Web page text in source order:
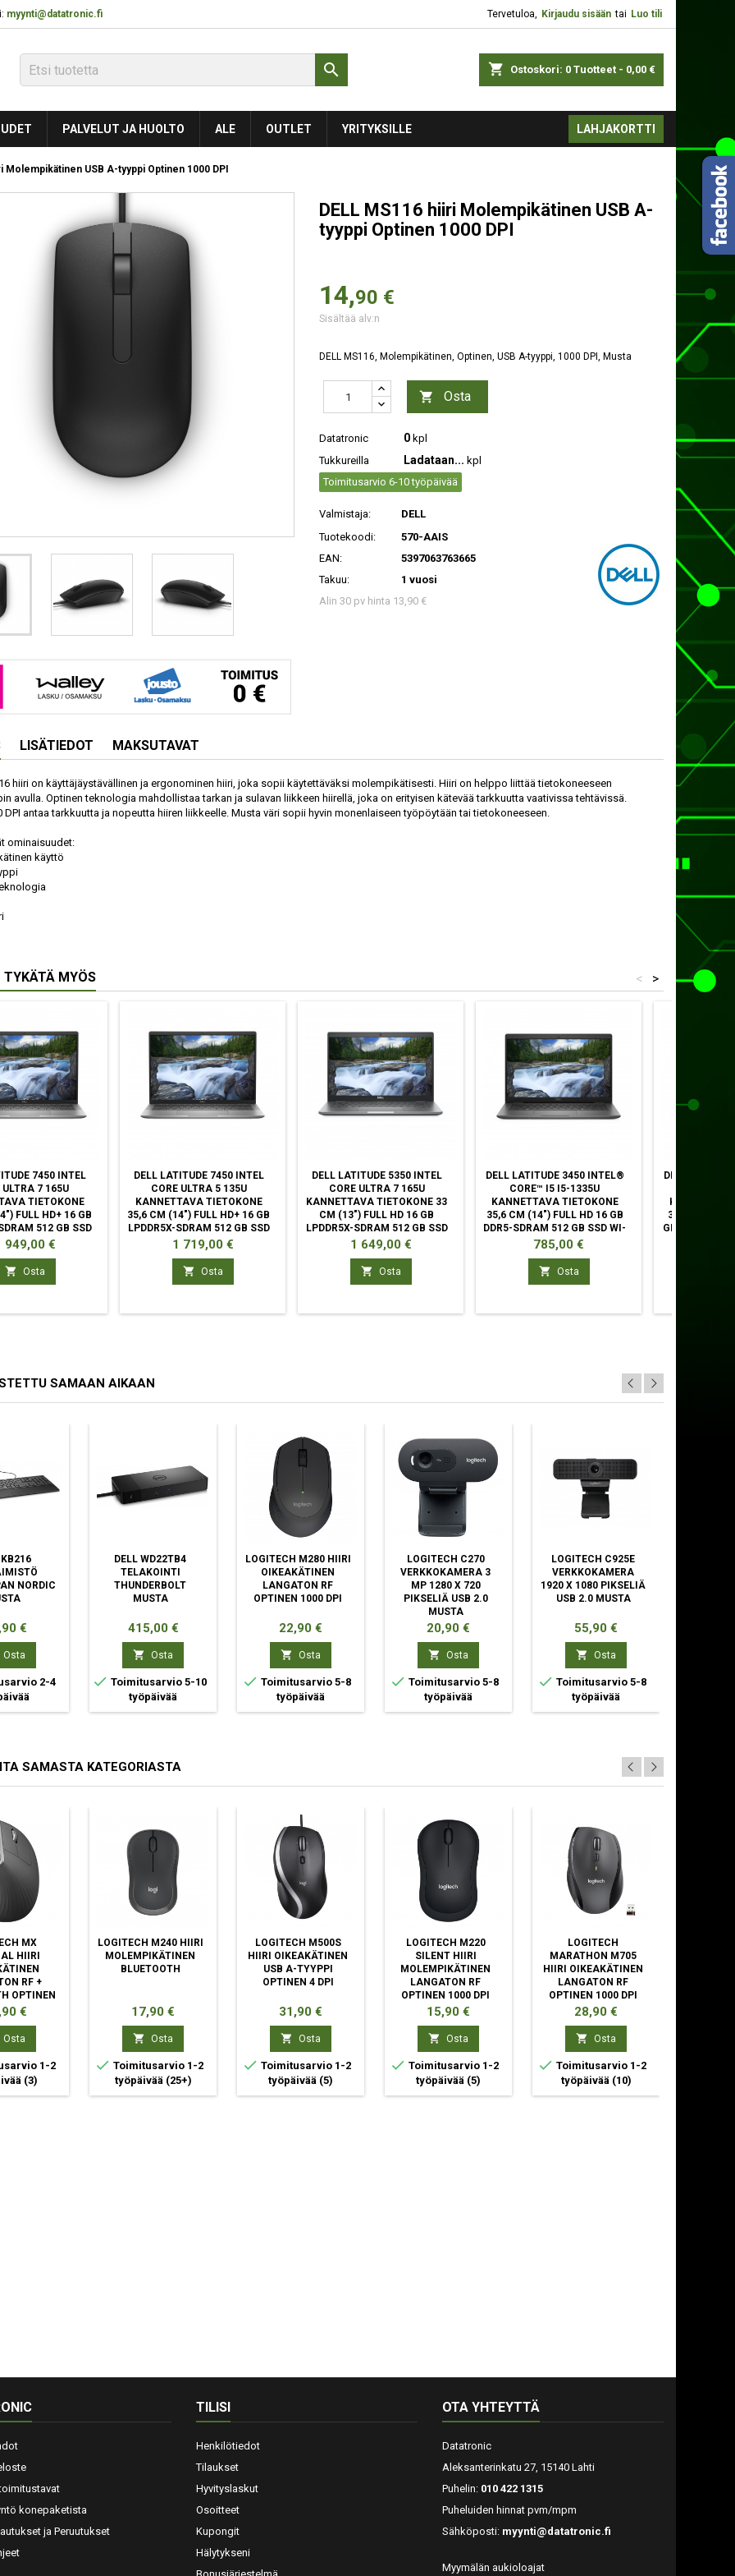
myynti@datatronic.fi Tervetuloa, Kirjaudu sisään tai Luo tili
shopping_cart Ostoskori: 0 Tuotteet - 0,00 €

PALVELUT JA HUOLTO ALE OUTLET YRITYKSILLE LAHJAKORTTI
Molempikätinen USB A-tyyppi Optinen 1000 DPI
DELL MS116 hiiri Molempikätinen USB A-
tyyppi Optinen 1000 DPI
14,90 €
Sisältää alv:n
DELL MS116, Molempikätinen, Optinen, USB A-tyyppi, 1000 DPI, Musta
 Osta
Datatronic 0 kpl
Tukkureilla
Ladataan... kpl
Toimitusarvio 6-10 työpäivää
Valmistaja:
DELL
Tuotekoodi:
570-AAIS
EAN:
5397063763665
Takuu:
1 vuosi
Alin 30 pv hinta 13,90 €
LISÄTIEDOT MAKSUTAVAT
hiiri on käyttäjäystävällinen ja ergonominen hiiri, joka sopii käytettäväksi molempikätisesti. Hiiri on helppo liittää tietokoneeseen
avulla. Optinen teknologia mahdollistaa tarkan ja sulavan liikkeen hiirellä, joka on erityisen kätevää tarkkuutta vaativissa tehtävissä.
DPI antaa tarkkuutta ja nopeutta hiiren liikkeelle. Musta väri sopii hyvin monenlaiseen työpöytään tai tietokoneeseen.
ominaisuudet:
käyttö
TYKÄTÄ MYÖS >
<
7450 INTEL
ULTRA 7 165U
TIETOKONE
FULL HD+ 16 GB
512 GB SSD
WI-FI 7
949,00 €
 Osta
DELL LATITUDE 7450 INTEL
CORE ULTRA 5 135U
KANNETTAVA TIETOKONE
35,6 CM (14") FULL HD+ 16 GB
LPDDR5X-SDRAM 512 GB SSD
WI-FI 7
Hinta
1 719,00 €
 Osta
DELL LATITUDE 5350 INTEL
CORE ULTRA 7 165U
KANNETTAVA TIETOKONE 33
CM (13") FULL HD 16 GB
LPDDR5X-SDRAM 512 GB SSD
WI-FI 6E
Hinta
1 649,00 €
 Osta
DELL LATITUDE 3450 INTEL®
CORE™ I5 I5-1335U
KANNETTAVA TIETOKONE
35,6 CM (14") FULL HD 16 GB
DDR5-SDRAM 512 GB SSD WI-
FI 6E
Hinta
785,00 €
 Osta
DELL
39,6 CM
GB DDR5-
SAMAAN AIKAAN
KB216
NORDIC
€
Osta
2-4
DELL WD22TB4
TELAKOINTI
THUNDERBOLT
MUSTA
Hinta
415,00 €
 Osta
 Toimitusarvio 5-10
työpäivää
LOGITECH M280 HIIRI
OIKEAKÄTINEN
LANGATON RF
OPTINEN 1000 DPI
Hinta
22,90 €
 Osta
 Toimitusarvio 5-8
työpäivää
LOGITECH C270
VERKKOKAMERA 3
MP 1280 X 720
PIKSELIÄ USB 2.0
MUSTA
Hinta
20,90 €
 Osta
 Toimitusarvio 5-8
työpäivää
LOGITECH C925E
VERKKOKAMERA
1920 X 1080 PIKSELIÄ
USB 2.0 MUSTA
Hinta
55,90 €
 Osta
 Toimitusarvio 5-8
työpäivää
SAMASTA KATEGORIASTA
MX
HIIRI
RF +
OPTINEN
DPI€
Osta
1-2
(3)
LOGITECH M240 HIIRI
MOLEMPIKÄTINEN
BLUETOOTH
Hinta
17,90 €
 Osta
 Toimitusarvio 1-2
työpäivää (25+)
LOGITECH M500S
HIIRI OIKEAKÄTINEN
USB A-TYYPPI
OPTINEN 4 DPI
Hinta
31,90 €
 Osta
 Toimitusarvio 1-2
työpäivää (5)
LOGITECH M220
SILENT HIIRI
MOLEMPIKÄTINEN
LANGATON RF
OPTINEN 1000 DPI
Hinta
15,90 €
 Osta
 Toimitusarvio 1-2
työpäivää (5)
LOGITECH
MARATHON M705
HIIRI OIKEAKÄTINEN
LANGATON RF
OPTINEN 1000 DPI
Hinta
28,90 €
 Osta
 Toimitusarvio 1-2
työpäivää (10)
konepaketista
ja Peruutukset
TILISI
Henkilötiedot
Tilaukset
Hyvityslaskut
Osoitteet
Kupongit
Hälytykseni
OTA YHTEYTTÄ
Datatronic
Aleksanterinkatu 27, 15140 Lahti
Puhelin: 010 422 1315
Puheluiden hinnat pvm/mpm
Sähköposti: myynti@datatronic.fi
Myymälän aukioloajat